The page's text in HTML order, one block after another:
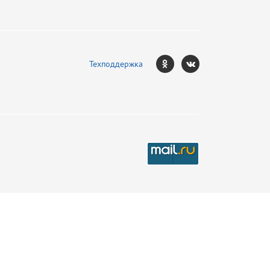
Техподдержка